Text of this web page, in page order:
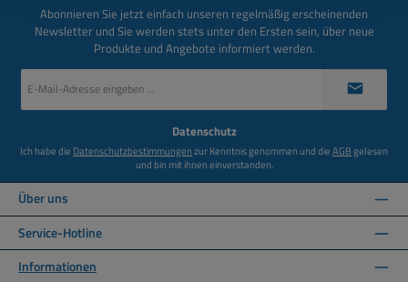
Abonnieren Sie jetzt einfach unseren regelmäßig erscheinenden
Newsletter und Sie werden stets unter den Ersten sein, über neue
Produkte und Angebote informiert werden.
Mail-
Datenschutz
Ich habe die Datenschutzbestimmungenzur Kenntnis genommen und dieAGBgelesen
und bin mit ihnen einverstanden.
Über uns
Service-Hotline
Informationen